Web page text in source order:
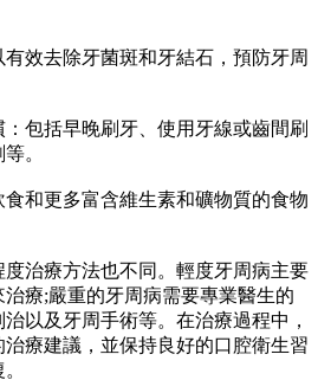
去除牙菌斑和牙結石，預防牙周
括早晚刷牙、使用牙線或齒間刷
。
更多富含維生素和礦物質的食物
治療方法也不同。輕度牙周病主要
療;嚴重的牙周病需要專業醫生的
以及牙周手術等。在治療過程中，
療建議，並保持良好的口腔衛生習